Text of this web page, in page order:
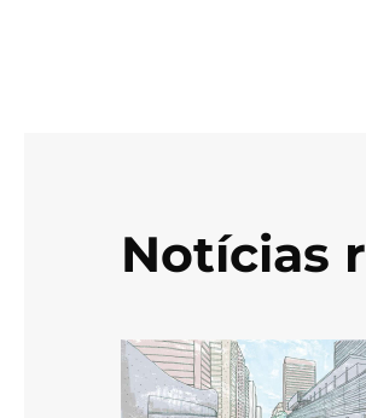
Notícias